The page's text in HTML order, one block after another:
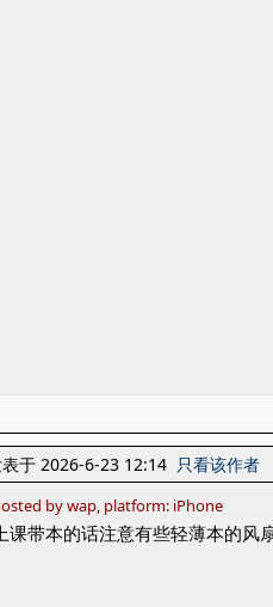
于 2026-6-23 12:14 只看该作者
by wap, platform: iPhone
课带本的话注意有些轻薄本的风